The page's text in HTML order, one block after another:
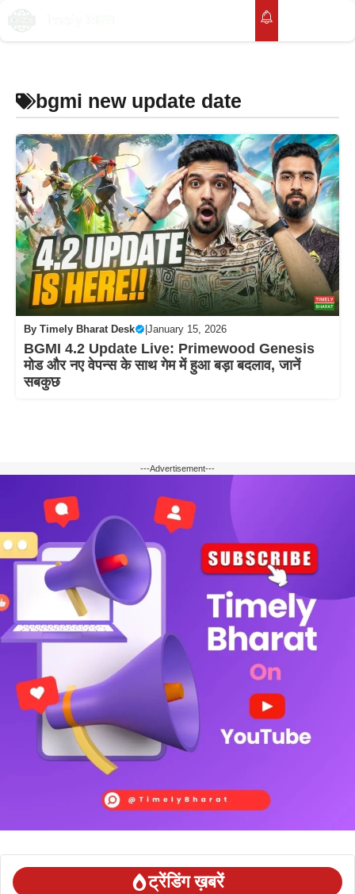
Skip
bgmi new update date
By Timely Bharat Desk January 15, 2026
BGMI 4.2 Update Live: Primewood Genesis
मोड और नए वेपन्स के साथ गेम में हुआ बड़ा बदलाव, जानें
सबकुछ
---Advertisement---
ट्रेंडिंग ख़बरें